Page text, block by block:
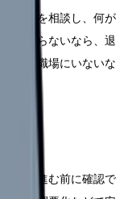
に何を相談し、何が
変わらないなら、退
手が職場にいないな
けに進む前に確認で